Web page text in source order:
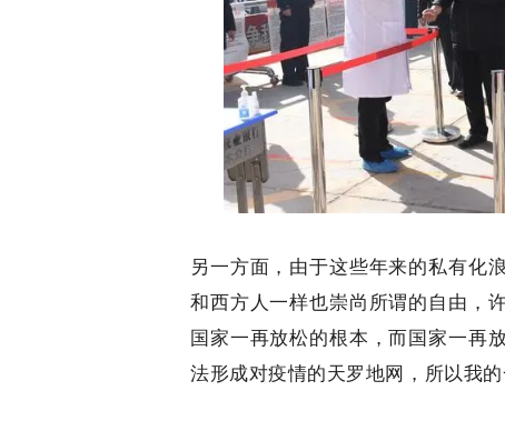
另一方面，由于这些年来的私有化
和西方人一样也崇尚所谓的自由，
国家一再放松的根本，而国家一再
法形成对疫情的天罗地网，所以我